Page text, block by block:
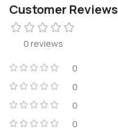
Customer Reviews
0 reviews
0
0
0
0